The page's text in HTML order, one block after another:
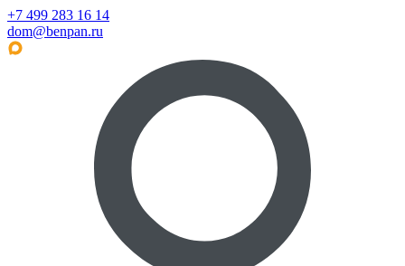
+7 499 283 16 14
dom@benpan.ru